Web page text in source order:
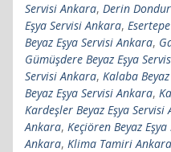
Servisi Ankara, Derin
Eşya Servisi Ankara,
Beyaz Eşya Servisi Ankara,
Gümüşdere Beyaz Eşya
Servisi Ankara, Kalaba
Beyaz Eşya Servisi Ankara,
Kardeşler Beyaz Eşya Servisi
Ankara, Keçiören Beyaz
Ankara, Klima Tamiri Ankara